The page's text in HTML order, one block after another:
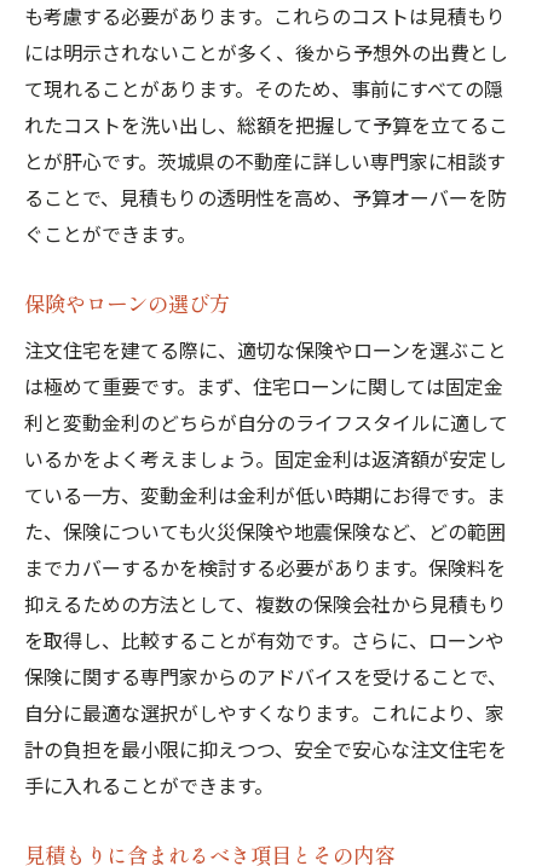
も考慮する必要があります。これらのコストは見積もり
には明示されないことが多く、後から予想外の出費とし
て現れることがあります。そのため、事前にすべての隠
れたコストを洗い出し、総額を把握して予算を立てるこ
とが肝心です。茨城県の不動産に詳しい専門家に相談す
ることで、見積もりの透明性を高め、予算オーバーを防
ぐことができます。
保険やローンの選び方
注文住宅を建てる際に、適切な保険やローンを選ぶこと
は極めて重要です。まず、住宅ローンに関しては固定金
利と変動金利のどちらが自分のライフスタイルに適して
いるかをよく考えましょう。固定金利は返済額が安定し
ている一方、変動金利は金利が低い時期にお得です。ま
た、保険についても火災保険や地震保険など、どの範囲
までカバーするかを検討する必要があります。保険料を
抑えるための方法として、複数の保険会社から見積もり
を取得し、比較することが有効です。さらに、ローンや
保険に関する専門家からのアドバイスを受けることで、
自分に最適な選択がしやすくなります。これにより、家
計の負担を最小限に抑えつつ、安全で安心な注文住宅を
手に入れることができます。
見積もりに含まれるべき項目とその内容